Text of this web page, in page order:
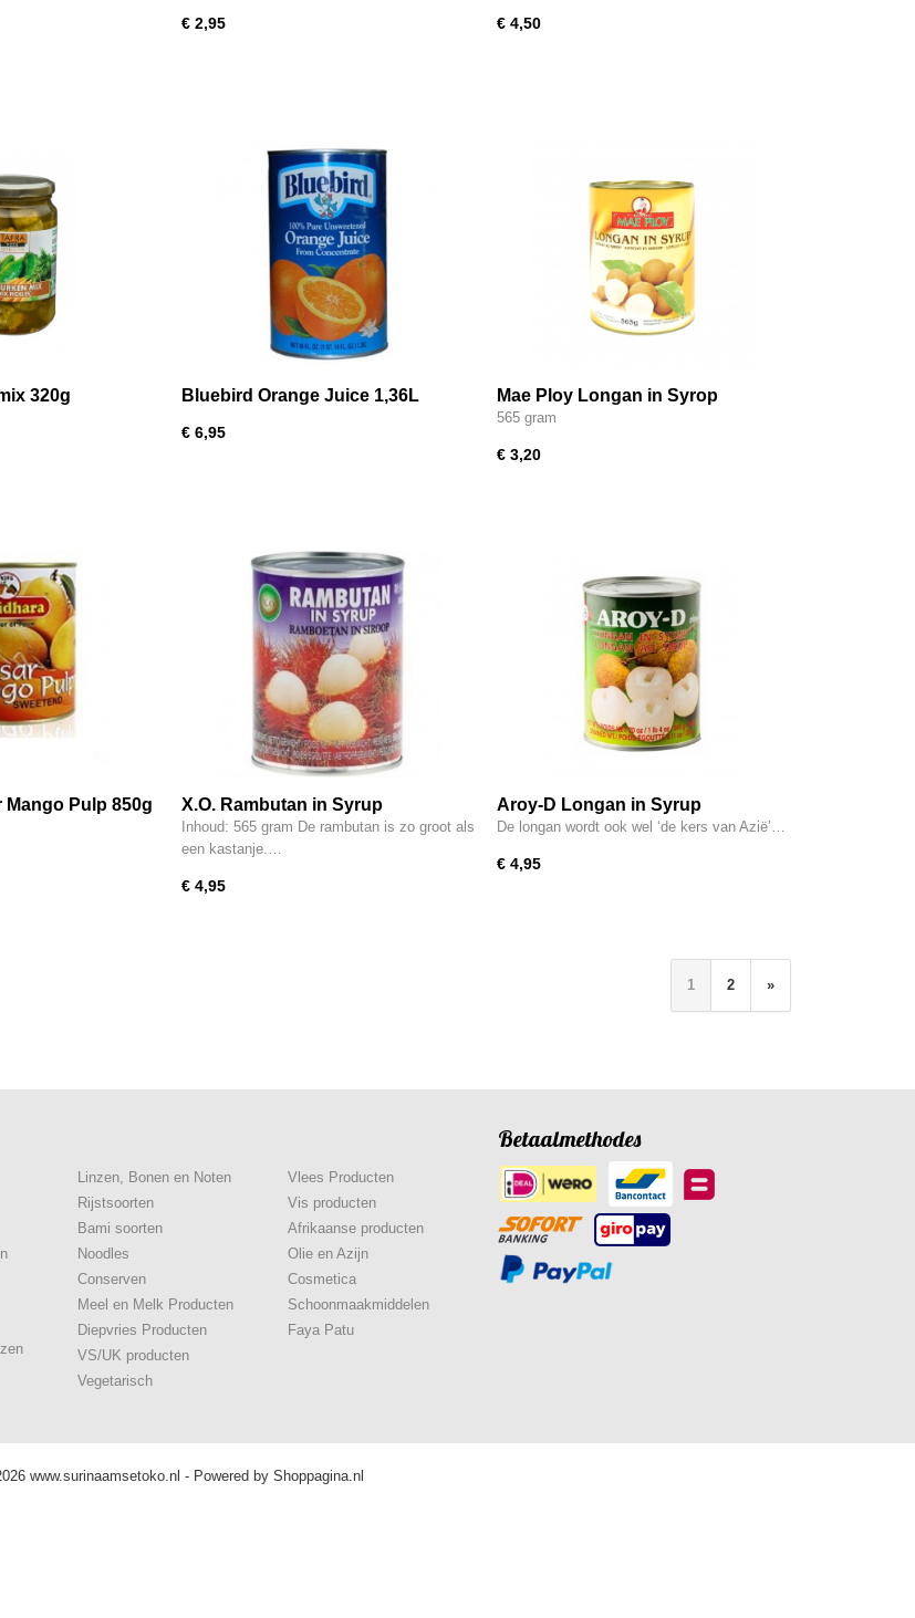
€ 2,95 € 4,50
320g Bluebird Orange Juice 1,36L
€ 6,95
Mae Ploy Longan in Syrop
565 gram
€ 3,20
Pulp 850g X.O. Rambutan in Syrup
Inhoud: 565 gram De rambutan is zo groot als
een kastanje.…
€ 4,95
Aroy-D Longan in Syrup
De longan wordt ook wel ‘de kers van Azië’…
€ 4,95
1 2 »
Linzen, Bonen en Noten
Rijstsoorten
Bami soorten
Noodles
Conserven
Meel en Melk Producten
Diepvries Producten
VS/UK producten
Vegetarisch
Vlees Producten
Vis producten
Afrikaanse producten
Olie en Azijn
Cosmetica
Schoonmaakmiddelen
Faya Patu
Betaalmethodes
www.surinaamsetoko.nl - Powered by Shoppagina.nl